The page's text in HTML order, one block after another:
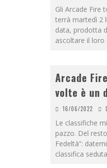
Gli Arcade Fire
terrà martedì 2
data, prodotta
ascoltare il
Arcade
volte è un
16/06/2022
Le classifiche
pazzo. Del
Fedeltà”:
classifica